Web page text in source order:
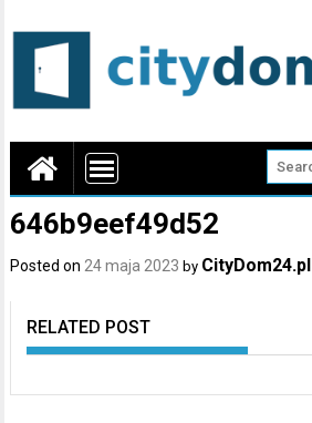
646b9eef49d52
Posted on 24 maja 2023 by CityDom24.pl
RELATED POST